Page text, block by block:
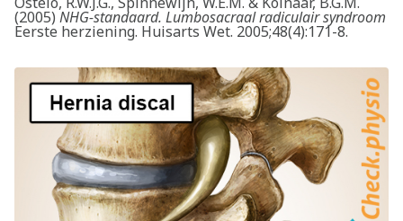
Buscar
(2005) NHG-standaard. Lumbosacraal radiculair syndroom
Eerste herziening. Huisarts Wet. 2005;48(4):171-8.